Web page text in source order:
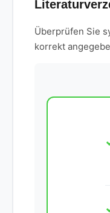
Überprüfen Sie
korrekt